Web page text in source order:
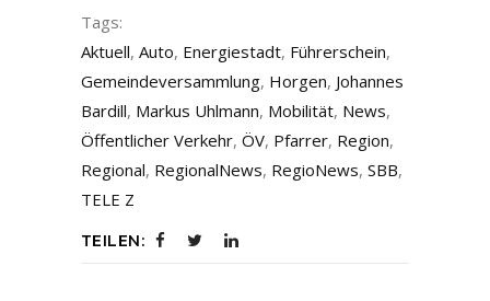
Tags:
Aktuell, Auto, Energiestadt, Führerschein,
Gemeindeversammlung, Horgen, Johannes
Bardill, Markus Uhlmann, Mobilität, News,
Öffentlicher Verkehr, ÖV, Pfarrer, Region,
Regional, RegionalNews, RegioNews, SBB,
TELE Z
TEILEN: